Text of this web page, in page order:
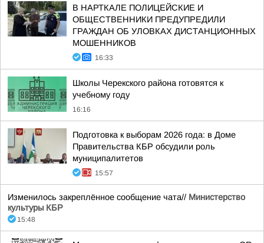
В НАРТКАЛЕ ПОЛИЦЕЙСКИЕ И
ОБЩЕСТВЕННИКИ ПРЕДУПРЕДИЛИ
ГРАЖДАН ОБ УЛОВКАХ ДИСТАНЦИОННЫХ
МОШЕННИКОВ
16:33
Школы Черекского района готовятся к
учебному году
16:16
Подготовка к выборам 2026 года: в Доме
Правительства КБР обсудили роль
муниципалитетов
15:57
Изменилось закреплённое сообщение чата// Министерство
культуры КБР
15:48